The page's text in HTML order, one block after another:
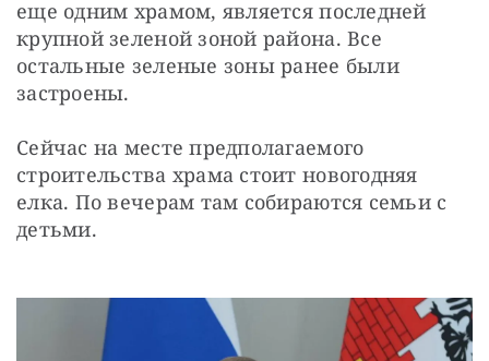
еще одним храмом, является последней
крупной зеленой зоной района. Все
остальные зеленые зоны ранее были
застроены.
Сейчас на месте предполагаемого
строительства храма стоит новогодняя
елка. По вечерам там собираются семьи с
детьми.